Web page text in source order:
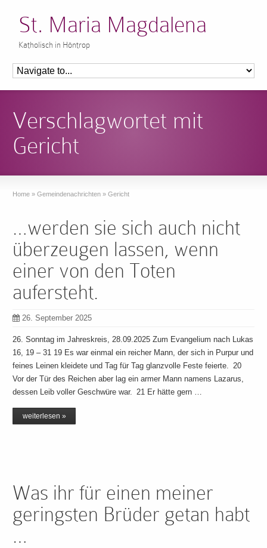
St. Maria Magdalena
Katholisch in Höntrop
Verschlagwortet mit
Gericht
Home » Gemeindenachrichten » Gericht
…werden sie sich auch nicht
überzeugen lassen, wenn
einer von den Toten
aufersteht.
26. September 2025
26. Sonntag im Jahreskreis, 28.09.2025 Zum Evangelium nach Lukas
16, 19 – 31 19 Es war einmal ein reicher Mann, der sich in Purpur und
feines Leinen kleidete und Tag für Tag glanzvolle Feste feierte. 20
Vor der Tür des Reichen aber lag ein armer Mann namens Lazarus,
dessen Leib voller Geschwüre war. 21 Er hätte gern …
weiterlesen »
Was ihr für einen meiner
geringsten Brüder getan habt
…